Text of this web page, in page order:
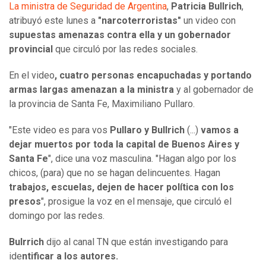
La ministra de Seguridad de Argentina, Patricia Bullrich,
atribuyó este lunes a "narcoterroristas" un video con
supuestas amenazas contra ella y un gobernador
provincial que circuló por las redes sociales.
En el video, cuatro personas encapuchadas y portando
armas largas amenazan a la ministra y al gobernador de
la provincia de Santa Fe, Maximiliano Pullaro.
"Este video es para vos Pullaro y Bullrich (...) vamos a
dejar muertos por toda la capital de Buenos Aires y
Santa Fe", dice una voz masculina. "Hagan algo por los
chicos, (para) que no se hagan delincuentes. Hagan
trabajos, escuelas, dejen de hacer política con los
presos", prosigue la voz en el mensaje, que circuló el
domingo por las redes.
Bulrrich dijo al canal TN que están investigando para
identificar a los autores.